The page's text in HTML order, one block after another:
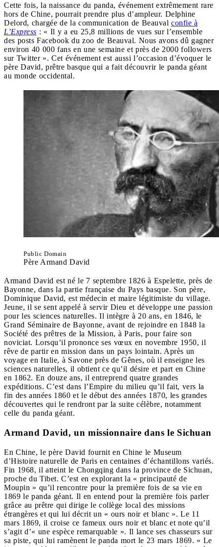
Cette fois, la naissance du panda, événement extrêmement rare
hors de Chine, pourrait prendre plus d’ampleur. Delphine
Delord, chargée de la communication de Beauval confie à
L’Express : « Il y a eu 25,8 millions de vues sur l’ensemble
des posts Facebook du zoo de Beauval. Nous avons dû gagner
environ 40 000 fans en une semaine et près de 2000 followers
sur Twitter ». Cet événement est aussi l’occasion d’évoquer le
père David, prêtre basque qui a fait découvrir le panda géant
au monde occidental.
Public Domain
Père Armand David
Armand David est né le 7 septembre 1826 à Espelette, près de
Bayonne, dans la partie française du Pays basque. Son père,
Dominique David, est médecin et maire légitimiste du village.
Jeune, il se sent appelé à servir Dieu et développe une passion
pour les sciences naturelles. Il intègre à 20 ans, en 1846, le
Grand Séminaire de Bayonne, avant de rejoindre en 1848 la
Société des prêtres de la Mission, à Paris, pour faire son
noviciat. Lorsqu’il prononce ses vœux en novembre 1950, il
rêve de partir en mission dans un pays lointain. Après un
voyage en Italie, à Savone près de Gênes, où il enseigne les
sciences naturelles, il obtient ce qu’il désire et part en Chine
en 1862. En douze ans, il entreprend quatre grandes
expéditions. C’est dans l’Empire du milieu qu’il fait, vers la
fin des années 1860 et le début des années 1870, les grandes
découvertes qui le rendront par la suite célèbre, notamment
celle du panda géant.
Armand David, un missionnaire dans le Sichuan
En Chine, le père David fournit en Chine le Museum
d’Histoire naturelle de Paris en centaines d’échantillons variés.
Fin 1968, il atteint le Chongqing dans la province de Sichuan,
proche du Tibet. C’est en explorant la « principauté de
Moupin » qu’il rencontre pour la première fois de sa vie en
1869 le panda géant. Il en entend pour la première fois parler
grâce au prêtre qui dirige le collège local des missions
étrangères et qui lui décrit un « ours noir et blanc ». Le 11
mars 1869, il croise ce fameux ours noir et blanc et note qu’il
s’agit d’« une espèce remarquable ». Il lance ses chasseurs sur
sa piste, qui lui ramènent le panda mort le 23 mars 1869. « Le